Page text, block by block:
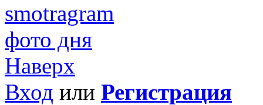
smotragram
фото дня
Наверх
Вход или Регистрация